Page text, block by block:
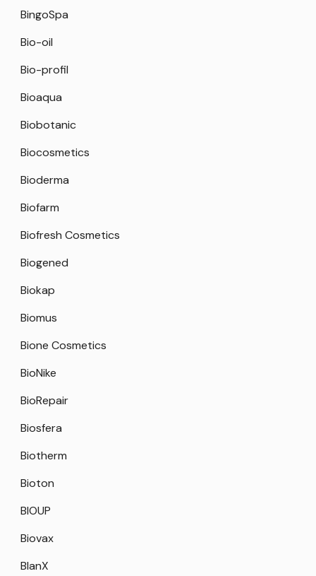
BingoSpa
Bio-oil
Bio-profil
Bioaqua
Biobotanic
Biocosmetics
Bioderma
Biofarm
Biofresh Cosmetics
Biogened
Biokap
Biomus
Bione Cosmetics
BioNike
BioRepair
Biosfera
Biotherm
Bioton
BIOUP
Biovax
BlanX